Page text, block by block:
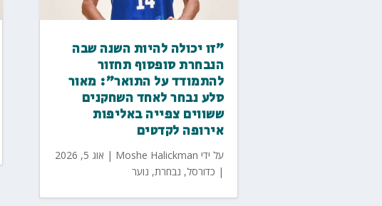
"זו יכולה להיות השנה שבה
הנבחרת סופסוף תחזור
להתמודד על התואר": מאור
סלע נבחר לאחד השחקנים
ששווים צפייה באליפות
אירופה לקדטים
על ידי Moshe Halickman
| אוג 5, 2026
| כדורסל, נבחרת, נוער